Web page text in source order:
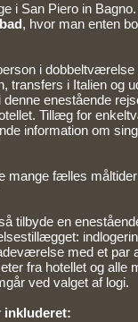
i San Piero in
, hvor man enten
i dobbeltværelse
transfers i Italien og
denne enestående
Tillæg for
information om
mange fælles
tilbyde en
med et par
fra hotellet og alle
ved valget af logi.
inkluderet: